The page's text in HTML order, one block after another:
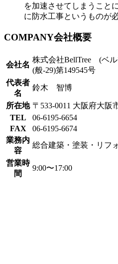
を加速させてしまうこと
に防水工事というものが
COMPANY会社概要
会社名
株式会社BellTree (ベ
(般-29)第149545号
代表者
名
鈴木 智博
所在地 〒533-0011 大阪府大阪
TEL
06-6195-6654
FAX
06-6195-6674
業務内
容
総合建築・塗装・リフ
営業時
間
9:00〜17:00